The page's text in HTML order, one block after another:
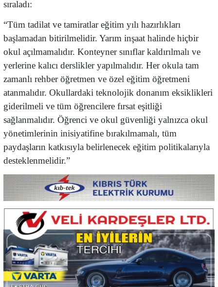
sıraladı:
“Tüm tadilat ve tamiratlar eğitim yılı hazırlıkları
başlamadan bitirilmelidir. Yarım inşaat halinde hiçbir
okul açılmamalıdır. Konteyner sınıflar kaldırılmalı ve
yerlerine kalıcı derslikler yapılmalıdır. Her okula tam
zamanlı rehber öğretmen ve özel eğitim öğretmeni
atanmalıdır. Okullardaki teknolojik donanım eksiklikleri
giderilmeli ve tüm öğrencilere fırsat eşitliği
sağlanmalıdır. Öğrenci ve okul güvenliği yalnızca okul
yönetimlerinin inisiyatifine bırakılmamalı, tüm
paydaşların katkısıyla belirlenecek eğitim politikalarıyla
desteklenmelidir.”